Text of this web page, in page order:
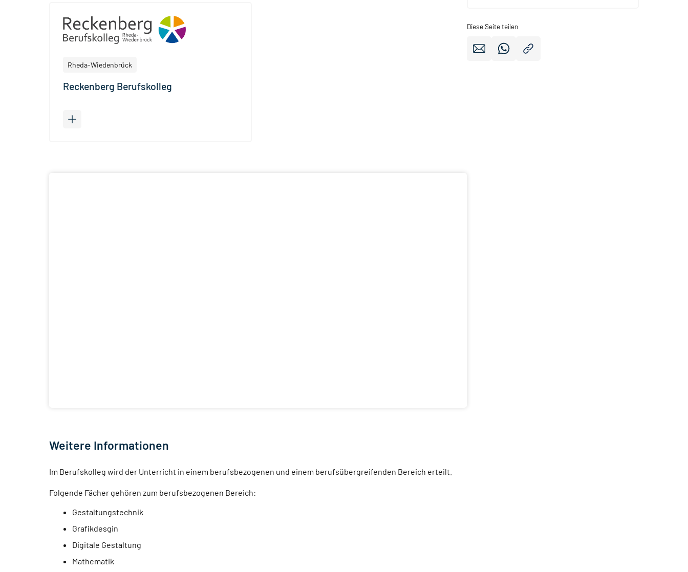
Rheda-Wiedenbrück
Reckenberg Berufskolleg
Weitere Informationen
Im Berufskolleg wird der Unterricht in einem berufsbezogenen und einem berufsübergreifenden Bereich erteilt.
Folgende Fächer gehören zum berufsbezogenen Bereich:
Gestaltungstechnik
Grafikdesgin
Digitale Gestaltung
Mathematik
Diese Seite teilen